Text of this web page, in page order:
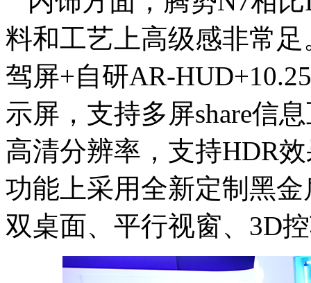
料和工艺上高级感非常
驾屏+自研AR-
示屏，支持多屏share信
高清分辨率，支持HDR
功能上采用全新定制黑
双桌面、平行视窗、3D